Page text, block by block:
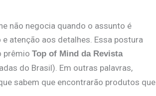
não negocia quando o assunto é
atenção aos detalhes. Essa postura
prêmio Top of Mind da Revista
do Brasil). Em outras palavras,
sabem que encontrarão produtos que